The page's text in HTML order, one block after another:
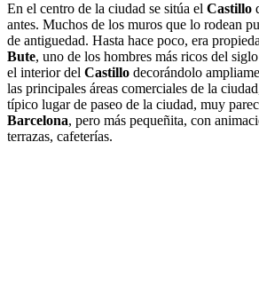
En el centro de la ciudad se sitúa el Castillo
antes. Muchos de los muros que lo rodean
de antiguedad. Hasta hace poco, era
Bute, uno de los hombres más ricos del
el interior del Castillo decorándolo
las principales áreas comerciales de la
típico lugar de paseo de la ciudad, muy
Barcelona, pero más pequeñita, con
terrazas, cafeterías.